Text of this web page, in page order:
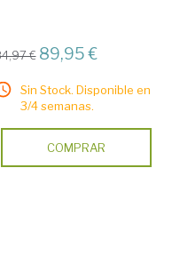
€ 89,95 €
Sin Stock. Disponible en
3/4 semanas.
COMPRAR